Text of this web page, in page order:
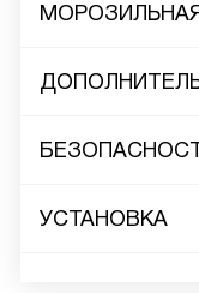
УСТАНОВКА